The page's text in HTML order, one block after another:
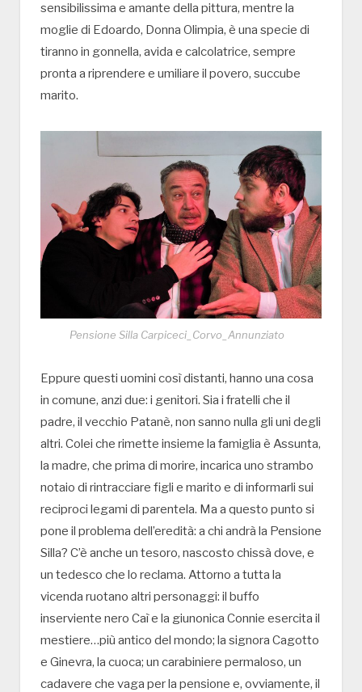
sensibilissima e amante della pittura, mentre la
moglie di Edoardo, Donna Olimpia, è una specie di
tiranno in gonnella, avida e calcolatrice, sempre
pronta a riprendere e umiliare il povero, succube
marito.
Pensione Silla Carpiceci_Corvo_Annunziato
Eppure questi uomini così distanti, hanno una cosa
in comune, anzi due: i genitori. Sia i fratelli che il
padre, il vecchio Patanè, non sanno nulla gli uni degli
altri. Colei che rimette insieme la famiglia è Assunta,
la madre, che prima di morire, incarica uno strambo
notaio di rintracciare figli e marito e di informarli sui
reciproci legami di parentela. Ma a questo punto si
pone il problema dell’eredità: a chi andrà la Pensione
Silla? C’è anche un tesoro, nascosto chissà dove, e
un tedesco che lo reclama. Attorno a tutta la
vicenda ruotano altri personaggi: il buffo
inserviente nero Caì e la giunonica Connie esercita il
mestiere…più antico del mondo; la signora Cagotto
e Ginevra, la cuoca; un carabiniere permaloso, un
cadavere che vaga per la pensione e, ovviamente, il